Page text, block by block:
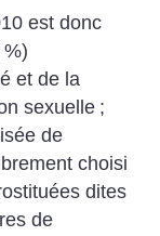
est donc
%)
et de la
sexuelle ;
de
choisi
dites
de